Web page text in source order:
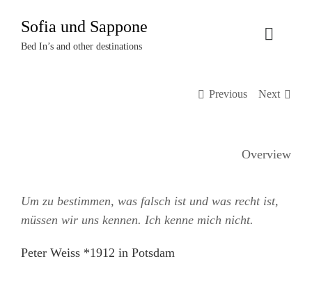
Inhalt
springen
Sofia und Sappone
Bed In’s and other destinations
Toggle
Termine
Kontakt
Previous Next
Overview
Um zu bestimmen, was falsch ist und was recht ist,
müssen wir uns kennen. Ich kenne mich nicht.
Peter Weiss *1912 in Potsdam